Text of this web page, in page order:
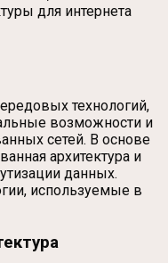
для интернета
технологий,
возможности и
сетей. В основе
архитектура и
данных.
используемые в